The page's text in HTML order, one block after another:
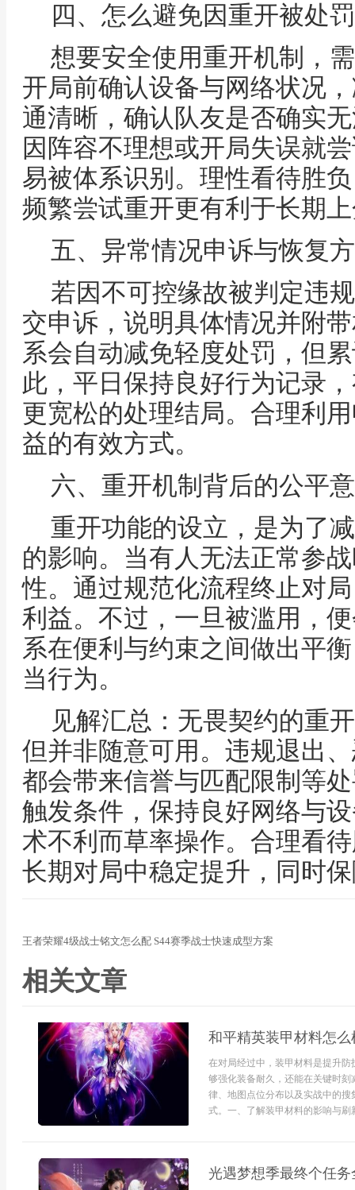
四、怎么避免因重开被处罚
想要安全使用重开机制，
开局前确认设备与网络状况
通清晰，确认队友是否确实
因阵容不理想或开局失误就
易被体系识别。理性看待胜
频繁尝试重开更有利于长期
五、异常情况申诉与恢复
若因不可控缘故被判定违
交申诉，说明具体情况并附
系会自动减免轻度处罚，但
此，平日保持良好行为记录
更宽松的处理结局。合理利
益的有效方式。
六、重开机制背后的公平
重开功能的设立，是为了
的影响。当有人无法正常参
性。通过规范化流程终止对
利益。不过，一旦被滥用，
系在便利与约束之间做出平
当行为。
见解汇总：无畏契约的重
但并非随意可用。违规退出
都会带来信誉与匹配限制等
触发条件，保持良好网络与
术不利而草率操作。合理看
长期对局中稳定提升，同时
王者荣耀4级战士铭文怎么配 S44赛季战士快速成型方案
相关文章
和平精英装甲材料怎么
在对局经过中，装甲材料是提升
够强化装备耐久，还能在关键时
律、地图点位分布以及实战中的
式。一、了解装甲材料的影响与
光遇梦想季最终个任